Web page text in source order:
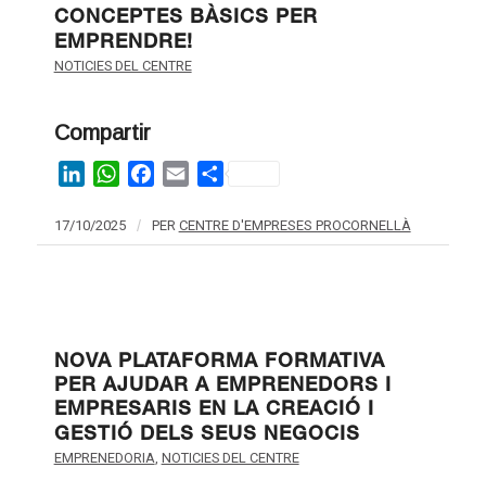
CONCEPTES BÀSICS PER
EMPRENDRE!
NOTICIES DEL CENTRE
Compartir
LinkedInWhatsAppFacebook
EmailShare
17/10/2025 / PER CENTRE D'EMPRESES PROCORNELLÀ
NOVA PLATAFORMA FORMATIVA
PER AJUDAR A EMPRENEDORS I
EMPRESARIS EN LA CREACIÓ I
GESTIÓ DELS SEUS NEGOCIS
EMPRENEDORIA, NOTICIES DEL CENTRE